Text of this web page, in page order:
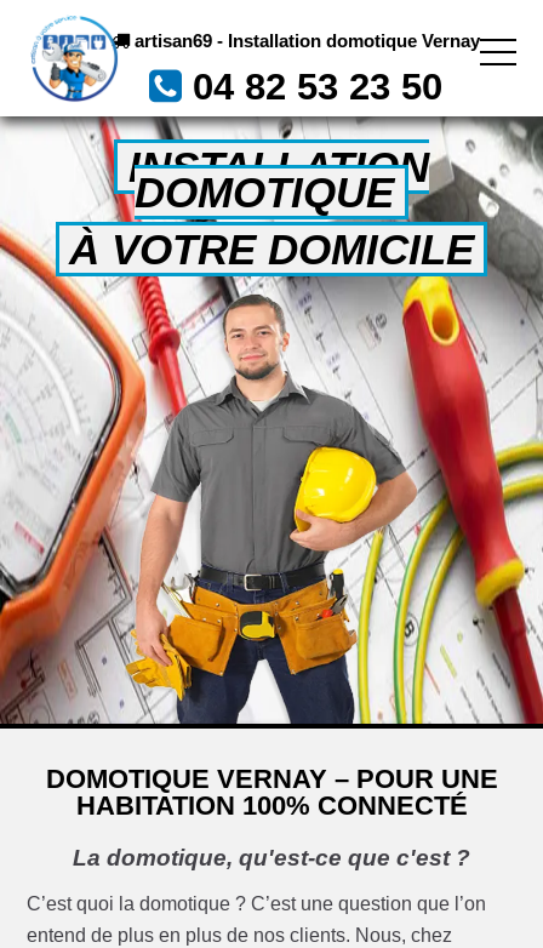
artisan69 - Installation domotique Vernay
04 82 53 23 50
INSTALLATION
DOMOTIQUE
À VOTRE DOMICILE
DOMOTIQUE VERNAY – POUR UNE
HABITATION 100% CONNECTÉ
La domotique, qu'est-ce que c'est ?
C’est quoi la domotique ? C’est une question que l’on
entend de plus en plus de nos clients. Nous, chez